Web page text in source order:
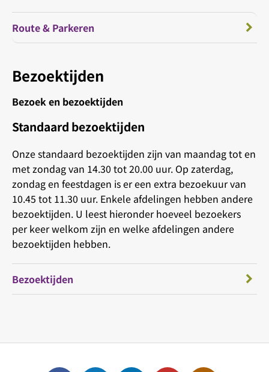
Route & Parkeren
Bezoektijden
Bezoek en bezoektijden
Standaard bezoektijden
Onze standaard bezoektijden zijn van maandag tot en
met zondag van 14.30 tot 20.00 uur. Op zaterdag,
zondag en feestdagen is er een extra bezoekuur van
10.45 tot 11.30 uur. Enkele afdelingen hebben andere
bezoektijden. U leest hieronder hoeveel bezoekers
per keer welkom zijn en welke afdelingen andere
bezoektijden hebben.
Bezoektijden